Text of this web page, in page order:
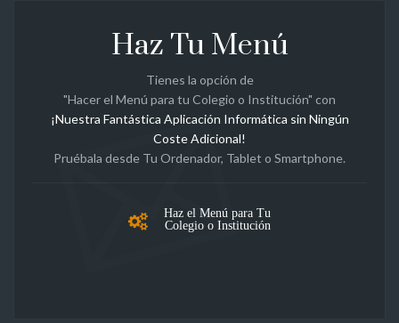
Haz Tu Menú
Tienes la opción de
"Hacer el Menú para tu Colegio o Institución" con
¡Nuestra Fantástica Aplicación Informática sin Ningún
Coste Adicional!
Pruébala desde Tu Ordenador, Tablet o Smartphone.
Haz el Menú para Tu
Colegio o Institución